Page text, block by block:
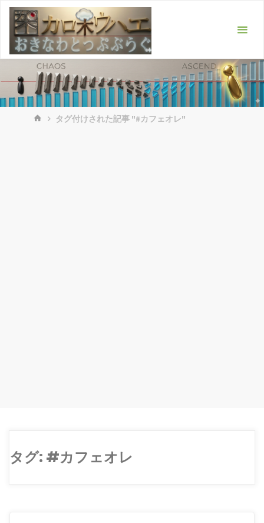
ス
ホ
タグ付けされた記事 "#カフェオレ"
タグ: #カフェオレ